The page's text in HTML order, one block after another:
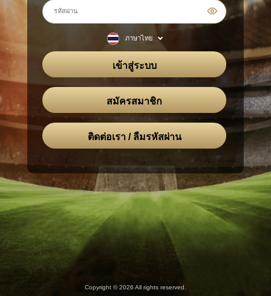
ภาษาไทย
เข้าสู่ระบบ
สมัครสมาชิก
ติดต่อเรา / ลืมรหัสผ่าน
Copyright © 2026 All rights reserved.